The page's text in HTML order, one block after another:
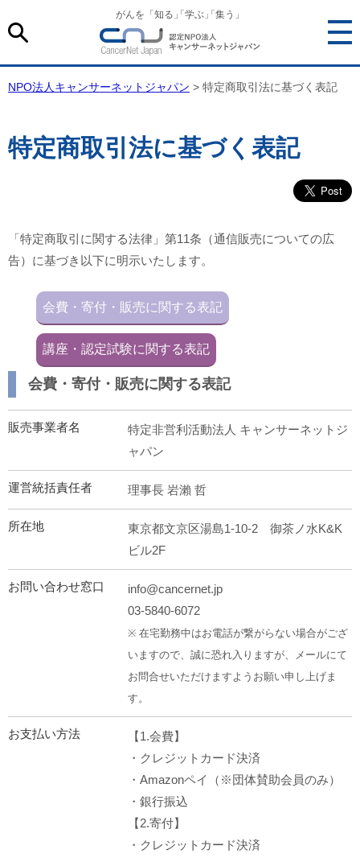
がんを「知る 「学ぶ 「集う」
NPO法人キャンサーネットジャパン > 特定商取引法に基づく表記
特定商取引法に基づく表記
「特定商取引に関する法律」第11条（通信販売についての広
告）に基づき以下に明示いたします。
会費・寄付・販売に関する表記
講座・認定試験に関する表記
会費・寄付・販売に関する表記
販売事業者名
特定非営利活動法人 キャンサーネットジ
ャパン
運営統括責任者 理事長 岩瀨 哲
所在地
東京都文京区湯島1-10-2 御茶ノ水K&K
ビル2F
お問い合わせ窓口
info@cancernet.jp
03-5840-6072
※ 在宅勤務中はお電話が繋がらない場合がござ
いますので、誠に恐れ入りますが、メールにて
お問合せいただけますようお願い申し上げま
す。
お支払い方法
【1.会費】
・クレジットカード決済
・Amazonペイ（※団体賛助会員のみ）
・銀行振込
【2.寄付】
・クレジットカード決済